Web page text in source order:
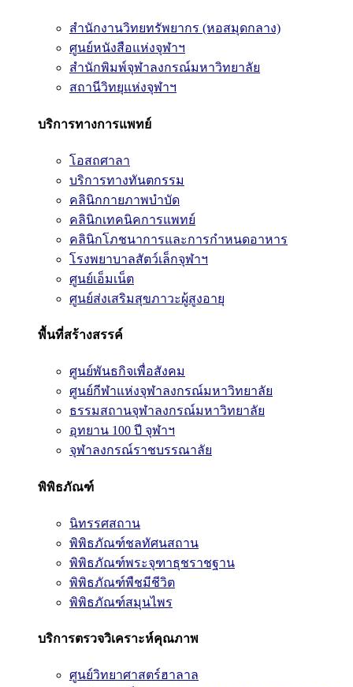
สำนักงานวิทยทรัพยากร (หอสมุดกลาง)
ศูนย์หนังสือแห่งจุฬาฯ
สำนักพิมพ์จุฬาลงกรณ์มหาวิทยาลัย
สถานีวิทยุแห่งจุฬาฯ
บริการทางการแพทย์
โอสถศาลา
บริการทางทันตกรรม
คลินิกกายภาพบำบัด
คลินิกเทคนิคการแพทย์
คลินิกโภชนาการและการกำหนดอาหาร
โรงพยาบาลสัตว์เล็กจุฬาฯ
ศูนย์เอ็มเน็ต
ศูนย์ส่งเสริมสุขภาวะผู้สูงอายุ
พื้นที่สร้างสรรค์
ศูนย์พันธกิจเพื่อสังคม
ศูนย์กีฬาแห่งจุฬาลงกรณ์มหาวิทยาลัย
ธรรมสถานจุฬาลงกรณ์มหาวิทยาลัย
อุทยาน 100 ปี จุฬาฯ
จุฬาลงกรณ์ราชบรรณาลัย
พิพิธภัณฑ์
นิทรรศสถาน
พิพิธภัณฑ์ชลทัศนสถาน
พิพิธภัณฑ์พระจุฑาธุชราชฐาน
พิพิธภัณฑ์พืชมีชีวิต
พิพิธภัณฑ์สมุนไพร
บริการตรวจวิเคราะห์คุณภาพ
ศูนย์วิทยาศาสตร์ฮาลาล